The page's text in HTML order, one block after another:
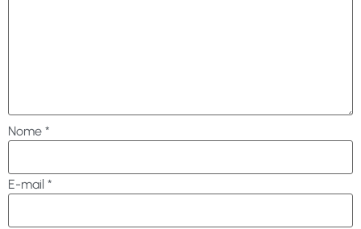
Nome *
E-mail *